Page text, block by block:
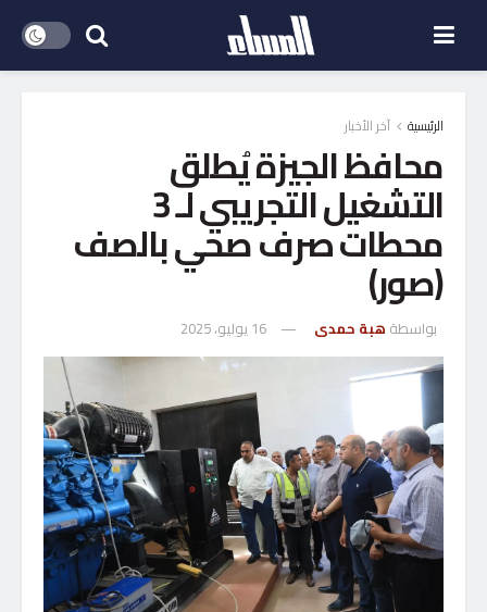
الرئيسية آخر الأخبار
محافظ الجيزة يُطلق
التشغيل التجريبي لـ 3
محطات صرف صحي بالصف
(صور)
بواسطة هبة حمدى 16 يوليو، 2025